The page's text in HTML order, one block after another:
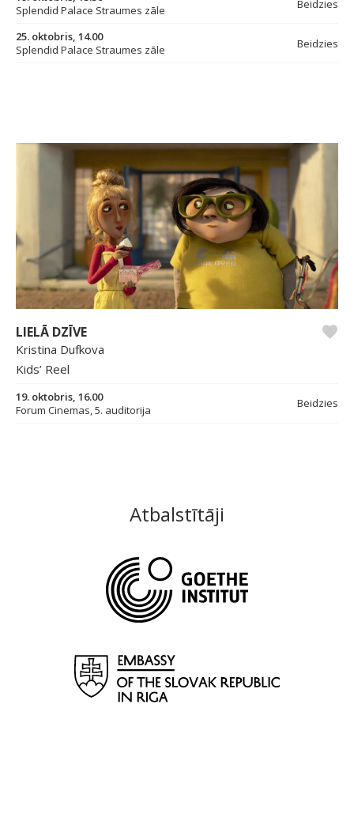
Splendid Palace Straumes zāle
Beidzies
25. oktobris, 14.00
Splendid Palace Straumes zāle
Beidzies
LIELĀ DZĪVE
Kristina Dufkova
Kids’ Reel
19. oktobris, 16.00
Forum Cinemas, 5. auditorija
Beidzies
Atbalstītāji